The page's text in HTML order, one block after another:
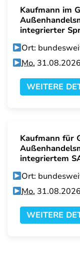
Kaufmann im
integrierter
Ort:
Mo.
WEITERE
Kaufmann für
integriertem
Ort:
Mo.
WEITERE